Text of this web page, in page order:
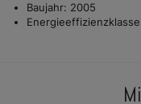
Baujahr: 2005